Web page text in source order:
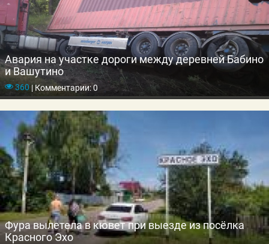
Авария на участке дороги между деревней Бабино
и Вашутино
360 |Комментарии: 0
Фура вылетела в кювет при выезде из посёлка
Красного Эхо